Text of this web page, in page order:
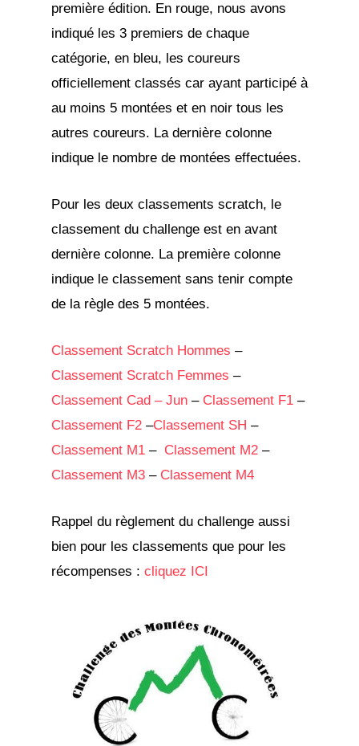
première édition. En rouge, nous avons
indiqué les 3 premiers de chaque
catégorie, en bleu, les coureurs
officiellement classés car ayant participé à
au moins 5 montées et en noir tous les
autres coureurs. La dernière colonne
indique le nombre de montées effectuées.
Pour les deux classements scratch, le
classement du challenge est en avant
dernière colonne. La première colonne
indique le classement sans tenir compte
de la règle des 5 montées.
Classement Scratch Hommes –
Classement Scratch Femmes –
Classement Cad – Jun – Classement F1 –
Classement F2 –Classement SH –
Classement M1 – Classement M2 –
Classement M3 – Classement M4
Rappel du règlement du challenge aussi
bien pour les classements que pour les
récompenses : cliquez ICI